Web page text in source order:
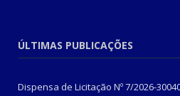
ÚLTIMAS PUBLICAÇÕES
Dispensa de Licitação Nº 7/2026-